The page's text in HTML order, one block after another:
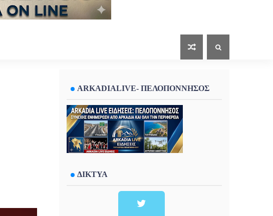
ARKADIALIVE- ΠΕΛΟΠΟΝΝΗΣΟΣ
ΔΙΚΤΥΑ